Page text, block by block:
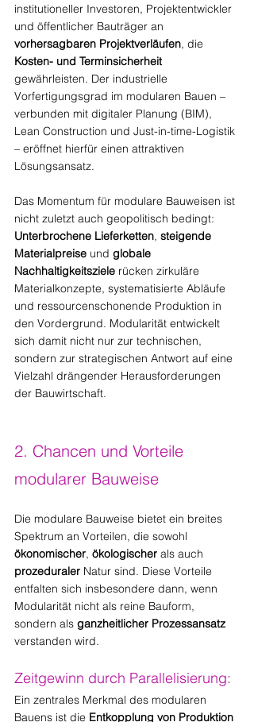
institutioneller Investoren, Projektentwickler
und öffentlicher Bauträger an
vorhersagbaren Projektverläufen, die
Kosten- und Terminsicherheit
gewährleisten. Der industrielle
Vorfertigungsgrad im modularen Bauen –
verbunden mit digitaler Planung (BIM),
Lean Construction und Just-in-time-Logistik
– eröffnet hierfür einen attraktiven
Lösungsansatz.
Das Momentum für modulare Bauweisen ist
nicht zuletzt auch geopolitisch bedingt:
Unterbrochene Lieferketten, steigende
Materialpreise und globale
Nachhaltigkeitsziele rücken zirkuläre
Materialkonzepte, systematisierte Abläufe
und ressourcenschonende Produktion in
den Vordergrund. Modularität entwickelt
sich damit nicht nur zur technischen,
sondern zur strategischen Antwort auf eine
Vielzahl drängender Herausforderungen
der Bauwirtschaft.
2. Chancen und Vorteile
modularer Bauweise
Die modulare Bauweise bietet ein breites
Spektrum an Vorteilen, die sowohl
ökonomischer, ökologischer als auch
prozeduraler Natur sind. Diese Vorteile
entfalten sich insbesondere dann, wenn
Modularität nicht als reine Bauform,
sondern als ganzheitlicher Prozessansatz
verstanden wird.
Zeitgewinn durch Parallelisierung:
Ein zentrales Merkmal des modularen
Bauens ist die Entkopplung von Produktion